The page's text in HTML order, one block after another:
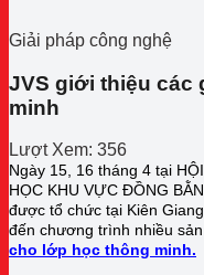
Giải pháp công nghệ
JVS giới thiệu các
minh
Lượt Xem: 356
Ngày 15, 16 tháng 4 tại
HỌC KHU VỰC ĐỒNG
được tổ chức tại Kiên
đến chương trình nhiều
cho lớp học thông minh.